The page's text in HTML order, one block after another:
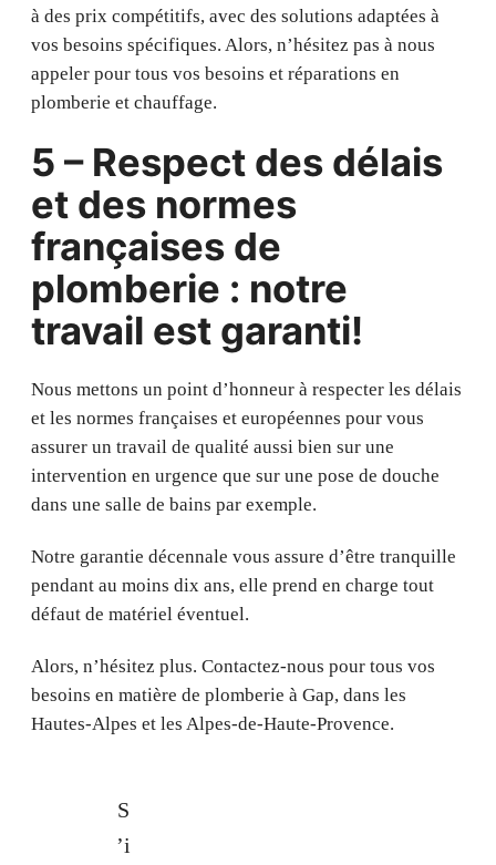
à des prix compétitifs, avec des solutions adaptées à
vos besoins spécifiques. Alors, n’hésitez pas à nous
appeler pour tous vos besoins et réparations en
plomberie et chauffage.
5 – Respect des délais
et des normes
françaises de
plomberie : notre
travail est garanti!
Nous mettons un point d’honneur à respecter les délais
et les normes françaises et européennes pour vous
assurer un travail de qualité aussi bien sur une
intervention en urgence que sur une pose de douche
dans une salle de bains par exemple.
Notre garantie décennale vous assure d’être tranquille
pendant au moins dix ans, elle prend en charge tout
défaut de matériel éventuel.
Alors, n’hésitez plus. Contactez-nous pour tous vos
besoins en matière de plomberie à Gap, dans les
Hautes-Alpes et les Alpes-de-Haute-Provence.
S
’i